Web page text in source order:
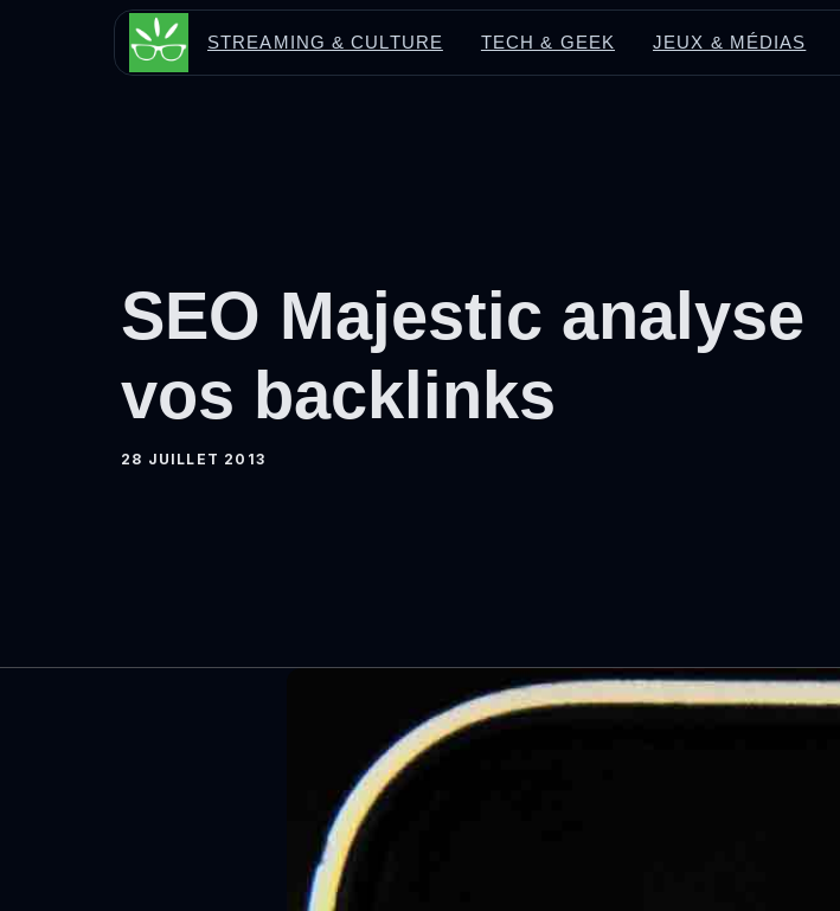
STREAMING & CULTURE TECH & GEEK JEUX & MÉDIAS
SEO Majestic analyse
vos backlinks
28 JUILLET 2013